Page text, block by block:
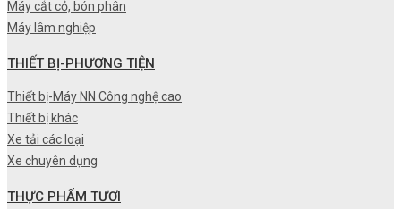
Máy cắt cỏ, bón phân
Máy lâm nghiệp
THIẾT BỊ-PHƯƠNG TIỆN
Thiết bị-Máy NN Công nghệ cao
Thiết bị khác
Xe tải các loại
Xe chuyên dụng
THỰC PHẨM TƯƠI